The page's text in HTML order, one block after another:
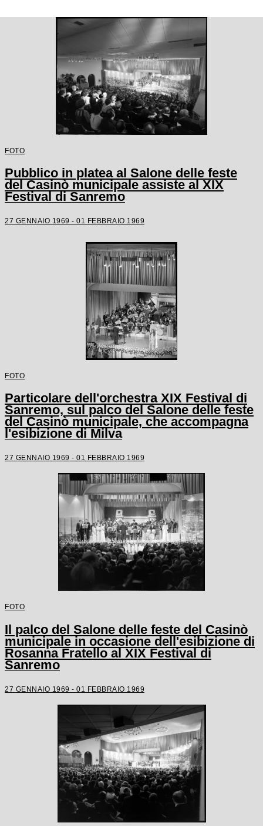
FOTO
Pubblico in platea al Salone delle feste
del Casinò municipale assiste al XIX
Festival di Sanremo
27 GENNAIO 1969 - 01 FEBBRAIO 1969
FOTO
Particolare dell'orchestra XIX Festival di
Sanremo, sul palco del Salone delle feste
del Casinò municipale, che accompagna
l'esibizione di Milva
27 GENNAIO 1969 - 01 FEBBRAIO 1969
FOTO
Il palco del Salone delle feste del Casinò
municipale in occasione dell'esibizione di
Rosanna Fratello al XIX Festival di
Sanremo
27 GENNAIO 1969 - 01 FEBBRAIO 1969